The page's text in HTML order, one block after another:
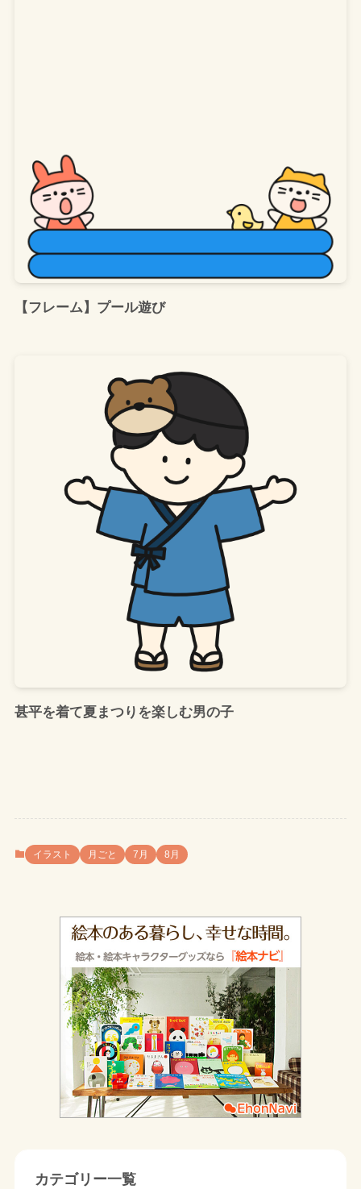
【フレーム】プール遊び
甚平を着て夏まつりを楽しむ男の子
イラスト 月ごと 7月 8月
カテゴリー一覧